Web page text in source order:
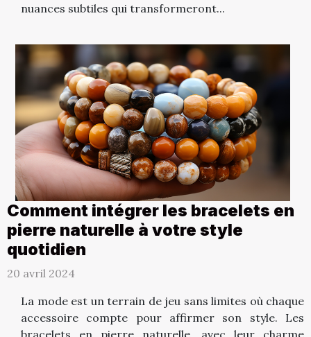
nuances subtiles qui transformeront...
Comment intégrer les bracelets en
pierre naturelle à votre style
quotidien
20 avril 2024
La mode est un terrain de jeu sans limites où chaque
accessoire compte pour affirmer son style. Les